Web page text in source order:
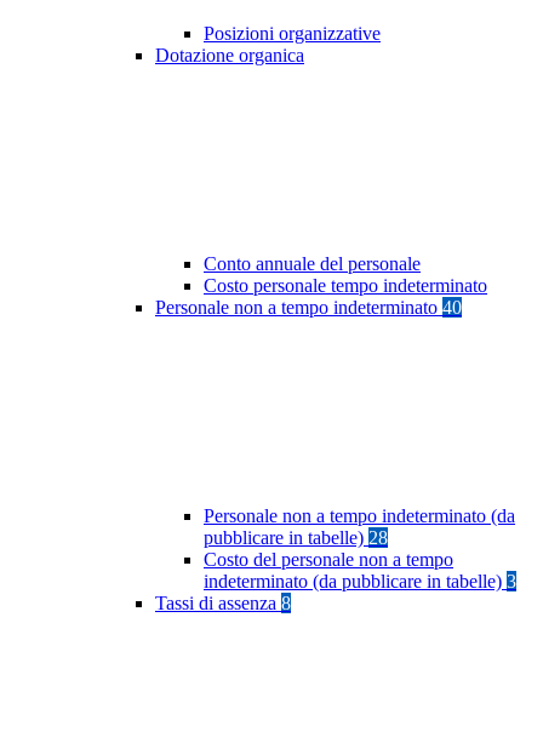
Posizioni organizzative
Dotazione organica
Conto annuale del personale
Costo personale tempo indeterminato
Personale non a tempo indeterminato 40
Personale non a tempo indeterminato (da
pubblicare in tabelle) 28
Costo del personale non a tempo
indeterminato (da pubblicare in tabelle) 3
Tassi di assenza 8